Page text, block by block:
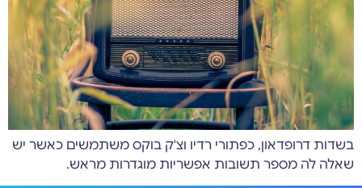
בשדות דרופדאון, כפתורי רדיו וצ'ק בוקס משתמשים כאשר יש
שאלה לה מספר תשובות אפשריות מוגדרות מראש.